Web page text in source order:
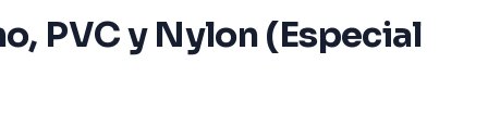
PVC y Nylon (Especial